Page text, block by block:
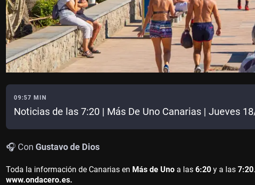
09:57 MIN
Noticias de las 7:20 | Más De Uno Canarias | Jueves
🎧 Con Gustavo de Dios
Toda la información de Canarias en Más de Uno a las 6:20 y a las 7:20
www.ondacero.es.